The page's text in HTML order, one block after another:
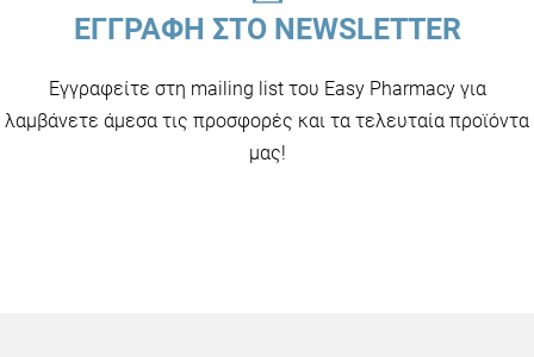
ΕΓΓΡΑΦΗ ΣΤΟ NEWSLETTER
Εγγραφείτε στη mailing list του Easy Pharmacy για
λαμβάνετε άμεσα τις προσφορές και τα τελευταία προϊόντα
μας!